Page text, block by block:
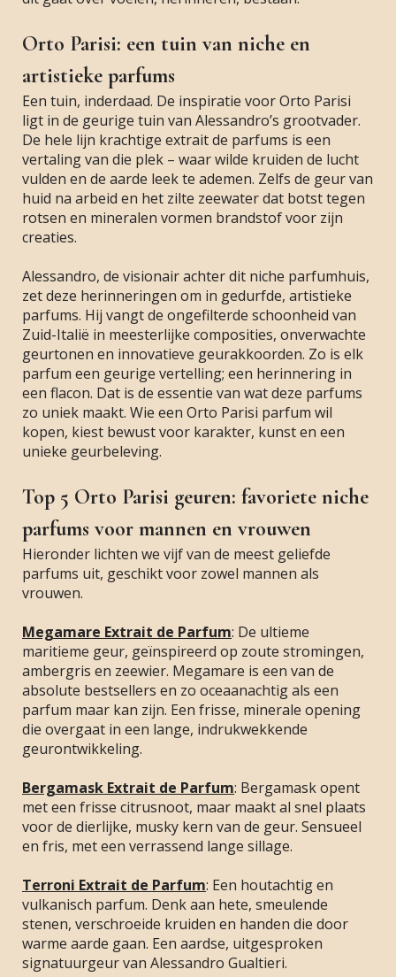
Orto Parisi: een tuin van niche en
artistieke parfums
Een tuin, inderdaad. De inspiratie voor Orto Parisi
ligt in de geurige tuin van Alessandro’s grootvader.
De hele lijn krachtige extrait de parfums is een
vertaling van die plek – waar wilde kruiden de lucht
vulden en de aarde leek te ademen. Zelfs de geur van
huid na arbeid en het zilte zeewater dat botst tegen
rotsen en mineralen vormen brandstof voor zijn
creaties.
Alessandro, de visionair achter dit niche parfumhuis,
zet deze herinneringen om in gedurfde, artistieke
parfums. Hij vangt de ongefilterde schoonheid van
Zuid-Italië in meesterlijke composities, onverwachte
geurtonen en innovatieve geurakkoorden. Zo is elk
parfum een geurige vertelling; een herinnering in
een flacon. Dat is de essentie van wat deze parfums
zo uniek maakt. Wie een Orto Parisi parfum wil
kopen, kiest bewust voor karakter, kunst en een
unieke geurbeleving.
Top 5 Orto Parisi geuren: favoriete niche
parfums voor mannen en vrouwen
Hieronder lichten we vijf van de meest geliefde
parfums uit, geschikt voor zowel mannen als
vrouwen.
Megamare Extrait de Parfum: De ultieme
maritieme geur, geïnspireerd op zoute stromingen,
ambergris en zeewier. Megamare is een van de
absolute bestsellers en zo oceaanachtig als een
parfum maar kan zijn. Een frisse, minerale opening
die overgaat in een lange, indrukwekkende
geurontwikkeling.
Bergamask Extrait de Parfum: Bergamask opent
met een frisse citrusnoot, maar maakt al snel plaats
voor de dierlijke, musky kern van de geur. Sensueel
en fris, met een verrassend lange sillage.
Terroni Extrait de Parfum: Een houtachtig en
vulkanisch parfum. Denk aan hete, smeulende
stenen, verschroeide kruiden en handen die door
warme aarde gaan. Een aardse, uitgesproken
signatuurgeur van Alessandro Gualtieri.